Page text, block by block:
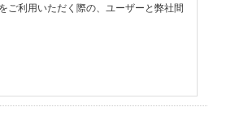
供いただいた情報）
写し等）、および当該書類に含まれる
れる住所※、投稿時にご提供いただいた
ご利用いただく際の、ユーザーと弊社間